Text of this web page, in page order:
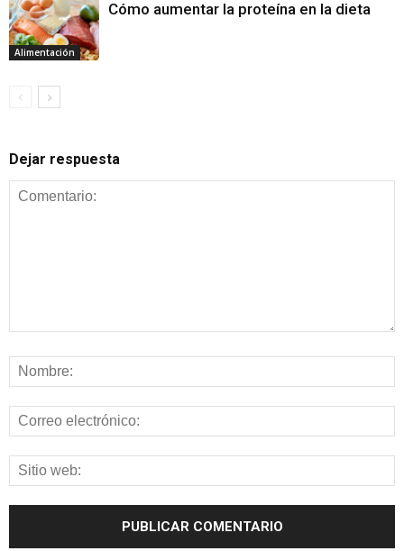
Alimentación
Cómo aumentar la proteína en la dieta
Dejar respuesta